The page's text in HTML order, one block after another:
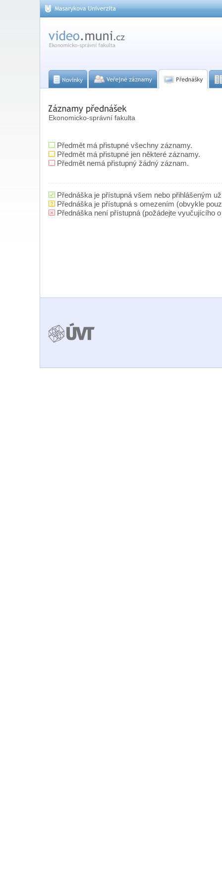
Ekonomicko-správní fakulta
Předmět má přistupné všechny záznamy.
Předmět má přistupné jen některé záznamy.
Předmět nemá přistupný žádný záznam.
Přednáška je přístupná všem nebo přihlášeným
Přednáška je přístupná s omezením (obvykle
Přednáška není přístupná (požádejte vyučujícího